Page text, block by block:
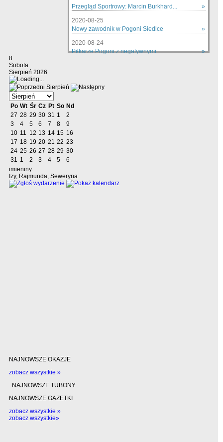
Przegląd Sportrowy: Marcin Burkhard...
»
2020-08-25
Nowy zawodnik w Pogoni Siedlce
»
2020-08-24
Piłkarze Pogoni z negatywnymi...
»
8
Sobota
Sierpień 2026
Sierpień
Po Wt Śr Cz Pt So Nd
27 28 29 30 31 1
2
3
4 5 6 7 8
9
10 11 12 13 14 15 16
17 18 19 20 21 22 23
24 25 26 27 28 29 30
31 1 2 3 4 5
6
imieniny:
Izy, Rajmunda, Seweryna
NAJNOWSZE OKAZJE
zobacz wszystkie »
NAJNOWSZE TUBONY
NAJNOWSZE GAZETKI
zobacz wszystkie »
zobacz wszystkie»